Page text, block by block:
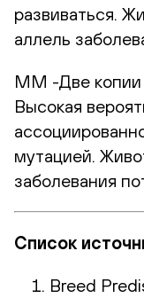
развиваться.
аллель
ММ -Две копии
Высокая
мутацией.
заболевания
Список
Breed